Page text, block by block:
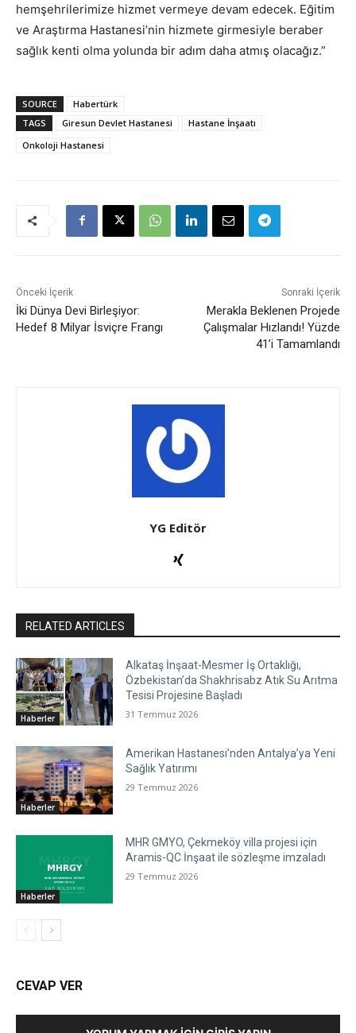
hemşehrilerimize hizmet vermeye devam edecek. Eğitim
ve Araştırma Hastanesi’nin hizmete girmesiyle beraber
sağlık kenti olma yolunda bir adım daha atmış olacağız.”
SOURCE
Habertürk
TAGS
Giresun Devlet Hastanesi
Hastane İnşaatı
Onkoloji Hastanesi
Önceki İçerik
İki Dünya Devi Birleşiyor:
Hedef 8 Milyar İsviçre Frangı
Sonraki İçerik
Merakla Beklenen Projede
Çalışmalar Hızlandı! Yüzde
41’i Tamamlandı
YG Editör
RELATED ARTICLES
Haberler
Alkataş İnşaat-Mesmer İş Ortaklığı,
Özbekistan’da Shakhrisabz Atık Su Arıtma
Tesisi Projesine Başladı
31 Temmuz 2026
Haberler
Amerikan Hastanesi’nden Antalya’ya Yeni
Sağlık Yatırımı
29 Temmuz 2026
Haberler
MHR GMYO, Çekmeköy villa projesi için
Aramis-QC İnşaat ile sözleşme imzaladı
29 Temmuz 2026
CEVAP VER